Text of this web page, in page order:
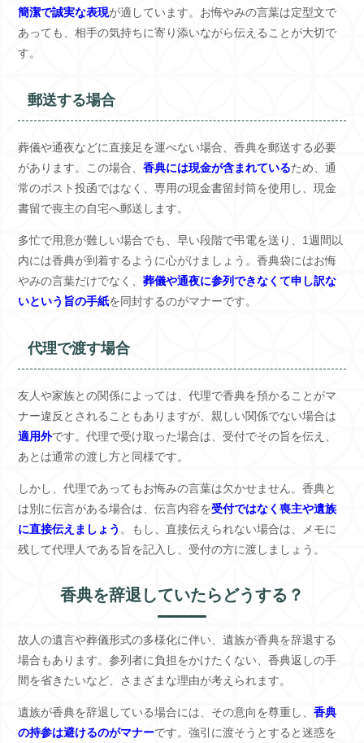
簡潔で誠実な表現が適しています。お悔やみの言葉は定型文で
あっても、相手の気持ちに寄り添いながら伝えることが大切で
す。
郵送する場合
葬儀や通夜などに直接足を運べない場合、香典を郵送する必要
があります。この場合、 香典には現金が含まれているため、通
常のポスト投函ではなく、専用の現金書留封筒を使用し、現金
書留で喪主の自宅へ郵送します。
多忙で用意が難しい場合でも、早い段階で弔電を送り、1週間以
内には香典が到着するように心がけましょう。香典袋にはお悔
やみの言葉だけでなく、 葬儀や通夜に参列できなくて申し訳な
いという旨の手紙を同封するのがマナーです。
代理で渡す場合
友人や家族との関係によっては、代理で香典を預かることがマ
ナー違反とされることもありますが、親しい関係でない場合は
適用外です。代理で受け取った場合は、受付でその旨を伝え、
あとは通常の渡し方と同様です。
しかし、代理であってもお悔みの言葉は欠かせません。香典と
は別に伝言がある場合は、伝言内容を受付ではなく喪主や遺族
に直接伝えましょう 。もし、直接伝えられない場合は、メモに
残して代理人である旨を記入し、受付の方に渡しましょう。
香典を辞退していたらどうする？
故人の遺言や葬儀形式の多様化に伴い、遺族が香典を辞退する
場合もあります。参列者に負担をかけたくない、香典返しの手
間を省きたいなど、さまざまな理由が考えられます。
遺族が香典を辞退している場合には、その意向を尊重し、 香典
の持参は避けるのがマナーです。強引に渡そうとすると迷惑を